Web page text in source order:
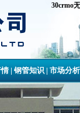
30crmo
| 钢管知识| 市场分析